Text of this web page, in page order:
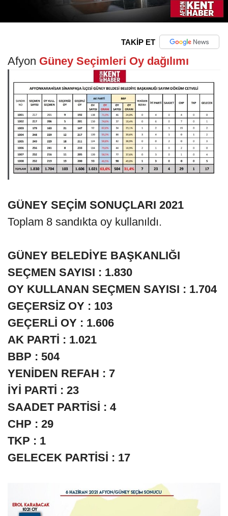
TAKİP ET
Afyon Güney Seçimleri Oy dağılımı
GÜNEY SEÇİM SONUÇLARI 2021
Toplam 8 sandıkta oy kullanıldı.
GÜNEY BELEDİYE BAŞKANLIĞI
SEÇMEN SAYISI : 1.830
OY KULLANAN SEÇMEN SAYISI : 1.704
GEÇERSİZ OY : 103
GEÇERLİ OY : 1.606
AK PARTİ : 1.021
BBP : 504
YENİDEN REFAH : 7
İYİ PARTİ : 23
SAADET PARTİSİ : 4
CHP : 29
TKP : 1
GELECEK PARTİSİ : 17